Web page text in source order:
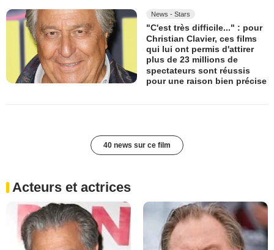
News - Stars
"C'est très difficile..." : pour
Christian Clavier, ces films
qui lui ont permis d'attirer
plus de 23 millions de
spectateurs sont réussis
pour une raison bien précise
40 news sur ce film
Acteurs et actrices